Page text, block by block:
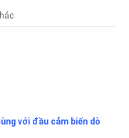
với đầu cảm biến dò